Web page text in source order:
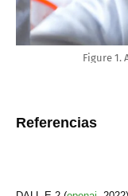
Figure 1.
Referencias